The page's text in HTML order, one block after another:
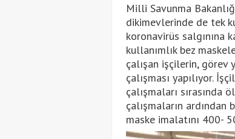
Milli Savunma
dikimevlerinde de tek
koronavirüs salgınına
kullanımlık bez
çalışan işçilerin, görev
çalışması yapılıyor.
çalışmaları sırasında
çalışmaların
maske imalatını 400-